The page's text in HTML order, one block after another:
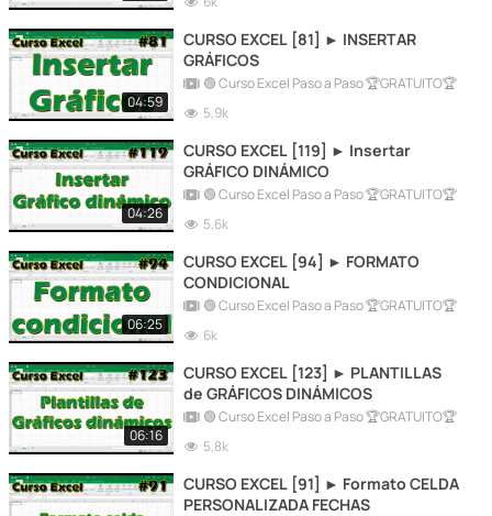
04:59
CURSO EXCEL [81] ► INSERTAR
GRÁFICOS
🟢 Curso Excel Paso a Paso 🏆GRATUITO🏆
5,9k
04:26
CURSO EXCEL [119] ► Insertar
GRÁFICO DINÁMICO
🟢 Curso Excel Paso a Paso 🏆GRATUITO🏆
5,6k
06:25
CURSO EXCEL [94] ► FORMATO
CONDICIONAL
🟢 Curso Excel Paso a Paso 🏆GRATUITO🏆
6k
06:16
CURSO EXCEL [123] ► PLANTILLAS
de GRÁFICOS DINÁMICOS
🟢 Curso Excel Paso a Paso 🏆GRATUITO🏆
5,8k
CURSO EXCEL [91] ► Formato CELDA
PERSONALIZADA FECHAS